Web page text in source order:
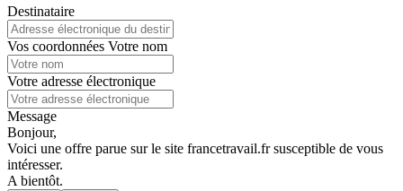
Destinataire
Vos coordonnées Votre nom
Votre adresse électronique
Message
Bonjour,
Voici une offre parue sur le site francetravail.fr susceptible de vous
intéresser.
A bientôt.